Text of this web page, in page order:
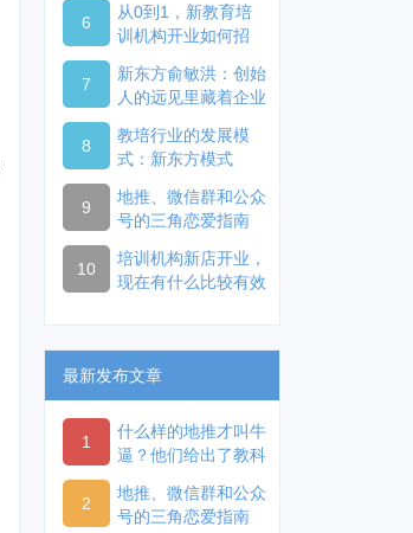
6
从0到1，新教育培
训机构开业如何招
7
新东方俞敏洪：创始
人的远见里藏着企业
8
教培行业的发展模
式：新东方模式
9
地推、微信群和公众
号的三角恋爱指南
10
培训机构新店开业，
现在有什么比较有效
最新发布文章
1
什么样的地推才叫牛
逼？他们给出了教科
2
地推、微信群和公众
号的三角恋爱指南